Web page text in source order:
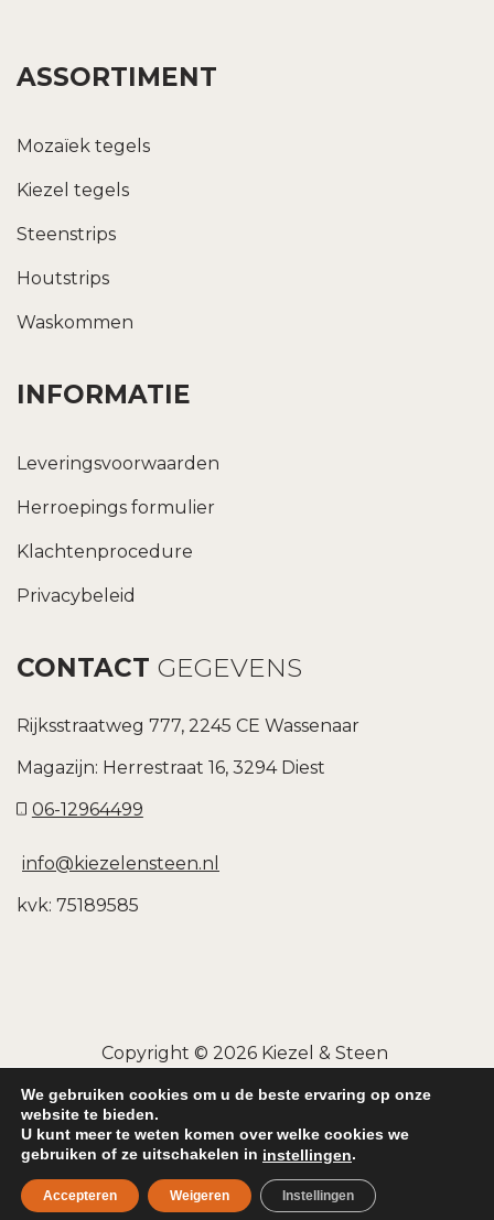
ASSORTIMENT
Mozaïek tegels
Kiezel tegels
Steenstrips
Houtstrips
Waskommen
INFORMATIE
Leveringsvoorwaarden
Herroepings formulier
Klachtenprocedure
Privacybeleid
CONTACT GEGEVENS
Rijksstraatweg 777, 2245 CE Wassenaar
Magazijn: Herrestraat 16, 3294 Diest
06-12964499
info@kiezelensteen.nl
kvk: 75189585
Copyright © 2026 Kiezel & Steen
Privacybeleid
Sitemap
We gebruiken cookies om u de beste ervaring op onze
website te bieden.
U kunt meer te weten komen over welke cookies we
gebruiken of ze uitschakelen in instellingen.
Accepteren Weigeren Instellingen